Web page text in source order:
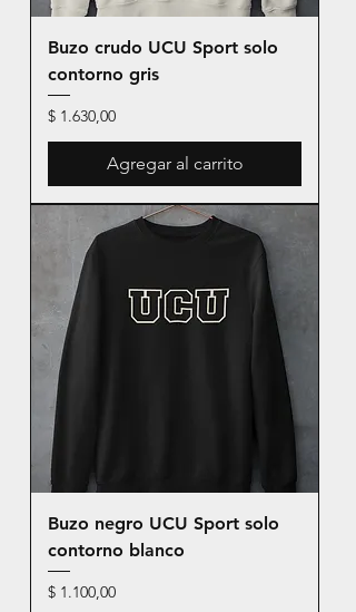
Buzo crudo UCU Sport solo
contorno gris
Precio
$ 1.630,00
Agregar al carrito
Buzo negro UCU Sport solo
contorno blanco
Precio
$ 1.100,00